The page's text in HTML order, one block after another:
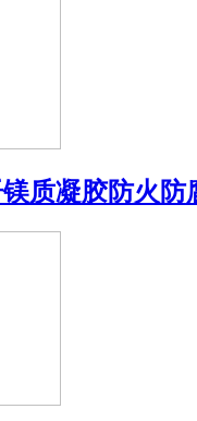
质凝胶防火防